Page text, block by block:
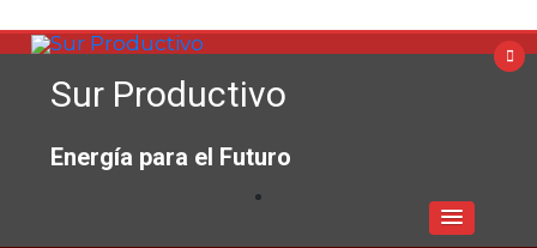
Sur Productivo
Energía para el Futuro